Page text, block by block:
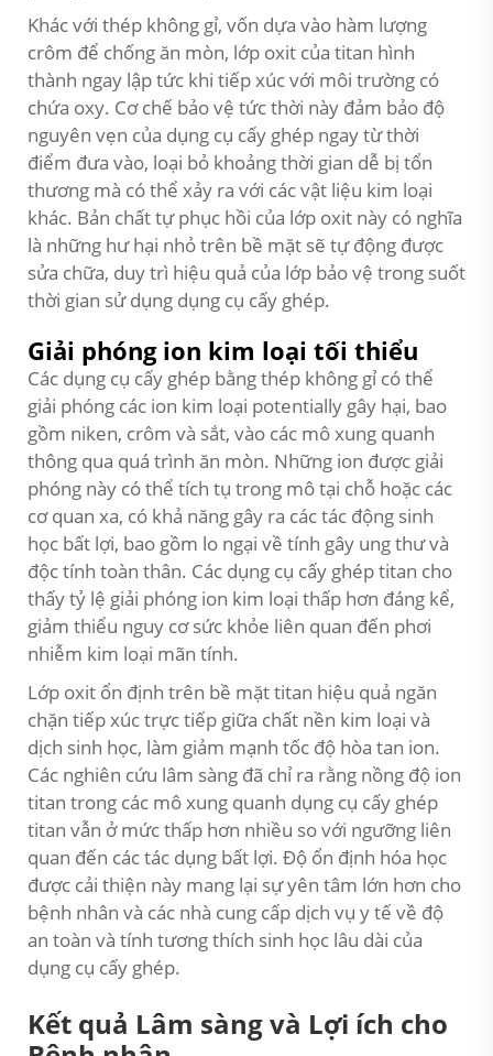
Khác với thép không gỉ, vốn dựa vào hàm lượng
crôm để chống ăn mòn, lớp oxit của titan hình
thành ngay lập tức khi tiếp xúc với môi trường có
chứa oxy. Cơ chế bảo vệ tức thời này đảm bảo độ
nguyên vẹn của dụng cụ cấy ghép ngay từ thời
điểm đưa vào, loại bỏ khoảng thời gian dễ bị tổn
thương mà có thể xảy ra với các vật liệu kim loại
khác. Bản chất tự phục hồi của lớp oxit này có nghĩa
là những hư hại nhỏ trên bề mặt sẽ tự động được
sửa chữa, duy trì hiệu quả của lớp bảo vệ trong suốt
thời gian sử dụng dụng cụ cấy ghép.
Giải phóng ion kim loại tối thiểu
Các dụng cụ cấy ghép bằng thép không gỉ có thể
giải phóng các ion kim loại potentially gây hại, bao
gồm niken, crôm và sắt, vào các mô xung quanh
thông qua quá trình ăn mòn. Những ion được giải
phóng này có thể tích tụ trong mô tại chỗ hoặc các
cơ quan xa, có khả năng gây ra các tác động sinh
học bất lợi, bao gồm lo ngại về tính gây ung thư và
độc tính toàn thân. Các dụng cụ cấy ghép titan cho
thấy tỷ lệ giải phóng ion kim loại thấp hơn đáng kể,
giảm thiểu nguy cơ sức khỏe liên quan đến phơi
nhiễm kim loại mãn tính.
Lớp oxit ổn định trên bề mặt titan hiệu quả ngăn
chặn tiếp xúc trực tiếp giữa chất nền kim loại và
dịch sinh học, làm giảm mạnh tốc độ hòa tan ion.
Các nghiên cứu lâm sàng đã chỉ ra rằng nồng độ ion
titan trong các mô xung quanh dụng cụ cấy ghép
titan vẫn ở mức thấp hơn nhiều so với ngưỡng liên
quan đến các tác dụng bất lợi. Độ ổn định hóa học
được cải thiện này mang lại sự yên tâm lớn hơn cho
bệnh nhân và các nhà cung cấp dịch vụ y tế về độ
an toàn và tính tương thích sinh học lâu dài của
dụng cụ cấy ghép.
Kết quả Lâm sàng và Lợi ích cho